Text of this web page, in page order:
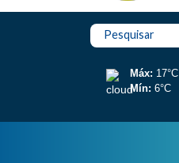
Pesquisar
Máx: 17°C
Mín: 6°C